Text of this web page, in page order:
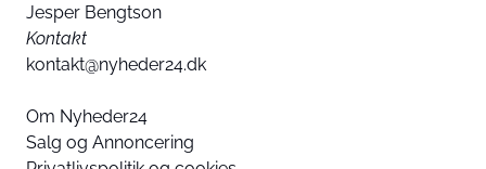
Jesper Bengtson
Kontakt
kontakt@nyheder24.dk
Om Nyheder24
Salg og Annoncering